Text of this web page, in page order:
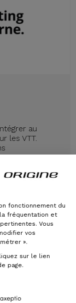
fonctionnement du
fréquentation et
Vous
vos
».
sur le lien
page.
au
les VTT.
sur un
de
et
les
pneus.